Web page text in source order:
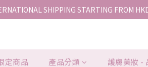
適用於香港順豐站、營業點或智能櫃取件。
SHIPPING STARTING FROM
定商品 產品分類 護膚美妝 -